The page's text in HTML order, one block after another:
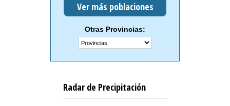
Ver más poblaciones
Otras Provincias:
Radar de Precipitación